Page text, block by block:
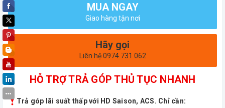
MUA NGAY
Giao hàng tận nơi
Hãy gọi
Liên hệ 0974 731 062
HỖ TRỢ TRẢ GÓP THỦ TỤC NHANH
Trả góp lãi suất thấp với HD Saison, ACS. Chỉ cần: